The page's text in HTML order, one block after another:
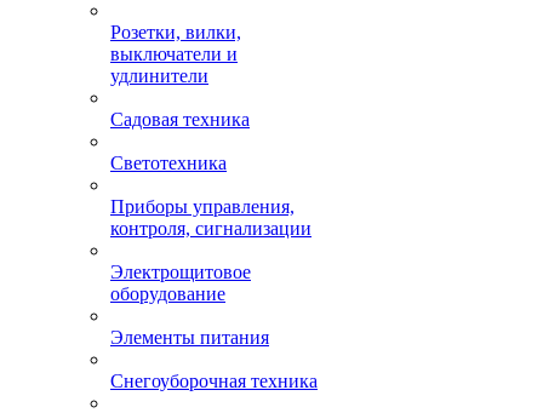
Розетки, вилки,
выключатели и
удлинители
Садовая техника
Светотехника
Приборы управления,
контроля, сигнализации
Электрощитовое
оборудование
Элементы питания
Снегоуборочная техника